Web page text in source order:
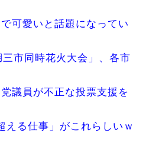
可愛いと話題になってい
三市同時花火大会」、各市
議員が不正な投票支援を
える仕事」がこれらしいｗ